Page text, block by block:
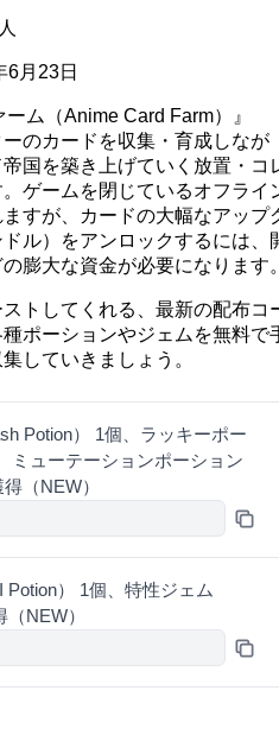
6月23日
ム（Anime Card Farm）』
のカードを収集・育成しなが
国を築き上げていく放置・コ
ゲームを閉じているオフライ
すが、カードの大幅なアップ
ル）をアンロックするには、
膨大な資金が必要になります
トしてくれる、最新の配布コ
ポーションやジェムを無料で
していきましょう。
Potion） 1個、ラッキーポー
ミューテーションポーション
（NEW）
Potion） 1個、特性ジェム
NEW）